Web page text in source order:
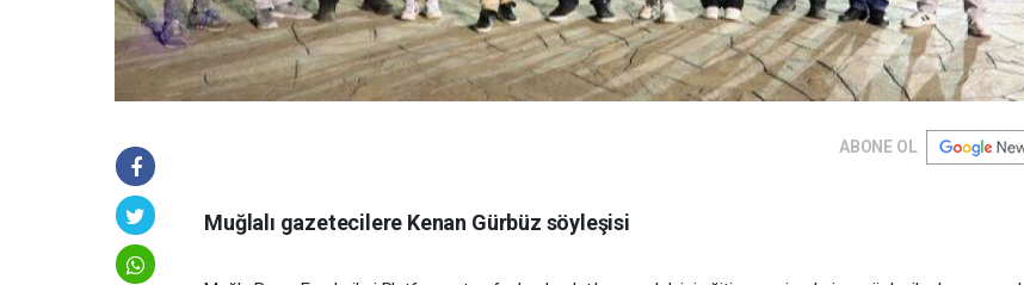
ABONE OL
Muğlalı gazetecilere Kenan Gürbüz söyleşisi